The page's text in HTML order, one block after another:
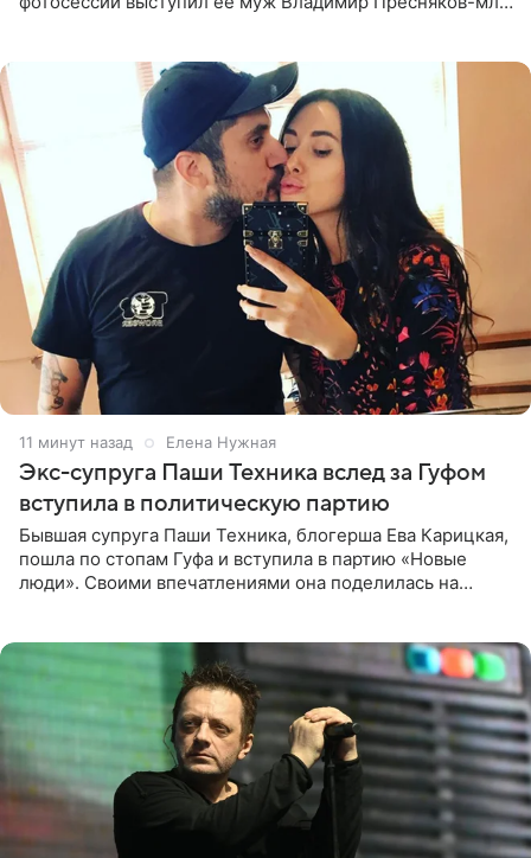
11 минут назад Елена Нужная
Экс-супруга Паши Техника вслед за Гуфом
вступила в политическую партию
Бывшая супруга Паши Техника, блогерша Ева Карицкая,
пошла по стопам Гуфа и вступила в партию «Новые
люди». Своими впечатлениями она поделилась на